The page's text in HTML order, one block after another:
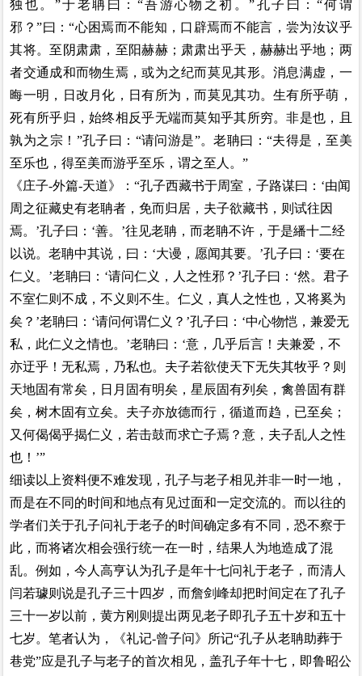
独也。”于老聃曰：“吾游心物之初。”孔子曰：“何谓
邪？”曰：“心困焉而不能知，口辟焉而不能言，尝为汝议乎
其将。至阴肃肃，至阳赫赫；肃肃出乎天，赫赫出乎地；两
者交通成和而物生焉，或为之纪而莫见其形。消息满虚，一
晦一明，日改月化，日有所为，而莫见其功。生有所乎萌，
死有所乎归，始终相反乎无端而莫知乎其所穷。非是也，且
孰为之宗！”孔子曰：“请问游是”。老聃曰：“夫得是，至美
至乐也，得至美而游乎至乐，谓之至人。”
《庄子-外篇-天道》：“孔子西藏书于周室，子路谋曰：‘由闻
周之征藏史有老聃者，免而归居，夫子欲藏书，则试往因
焉。’孔子曰：‘善。’往见老聃，而老聃不许，于是繙十二经
以说。老聃中其说，曰：‘大谩，愿闻其要。’孔子曰：‘要在
仁义。’老聃曰：‘请问仁义，人之性邪？’孔子曰：‘然。君子
不室仁则不成，不义则不生。仁义，真人之性也，又将奚为
矣？’老聃曰：‘请问何谓仁义？’孔子曰：‘中心物恺，兼爱无
私，此仁义之情也。’老聃曰：‘意，几乎后言！夫兼爱，不
亦迂乎！无私焉，乃私也。夫子若欲使天下无失其牧乎？则
天地固有常矣，日月固有明矣，星辰固有列矣，禽兽固有群
矣，树木固有立矣。夫子亦放德而行，循道而趋，已至矣；
又何偈偈乎揭仁义，若击鼓而求亡子焉？意，夫子乱人之性
也！’”
细读以上资料便不难发现，孔子与老子相见并非一时一地，
而是在不同的时间和地点有见过面和一定交流的。而以往的
学者们关于孔子问礼于老子的时间确定多有不同，恐不察于
此，而将诸次相会强行统一在一时，结果人为地造成了混
乱。例如，今人高亨认为孔子是年十七问礼于老子，而清人
闫若璩则说是孔子三十四岁，而詹剑峰却把时间定在了孔子
三十一岁以前，黄方刚则提出两见老子即孔子五十岁和五十
七岁。笔者认为，《礼记-曾子问》所记“孔子从老聃助葬于
巷党”应是孔子与老子的首次相见，盖孔子年十七，即鲁昭公